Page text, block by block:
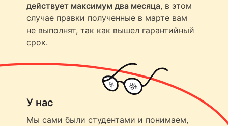
действует максимум два месяца, в этом
случае правки полученные в марте вам
не выполнят, так как вышел гарантийный
срок.
У нас
Мы сами были студентами и понимаем,